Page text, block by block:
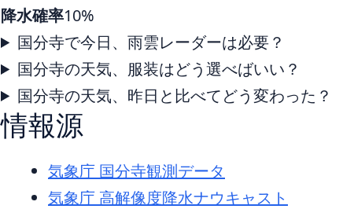
降水確率10%
国分寺で今日、雨雲レーダーは必要？
国分寺の天気、服装はどう選べばいい？
国分寺の天気、昨日と比べてどう変わった？
情報源
気象庁 国分寺観測データ
気象庁 高解像度降水ナウキャスト